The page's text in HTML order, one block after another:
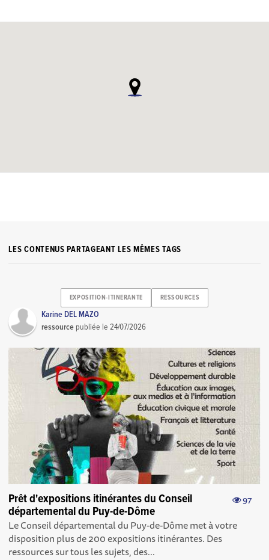
LES CONTENUS PARTAGEANT LES MÊMES TAGS
EXPOSITION-ITINERANTE RESSOURCES
Karine DEL MAZO
ressource publiée le24/07/2026
97
Prêt d'expositions itinérantes du Conseil
départemental du Puy-de-Dôme
Le Conseil départemental du Puy-de-Dôme met à votre
disposition plus de 200 expositions itinérantes. Des
ressources sur tous les sujets, des...